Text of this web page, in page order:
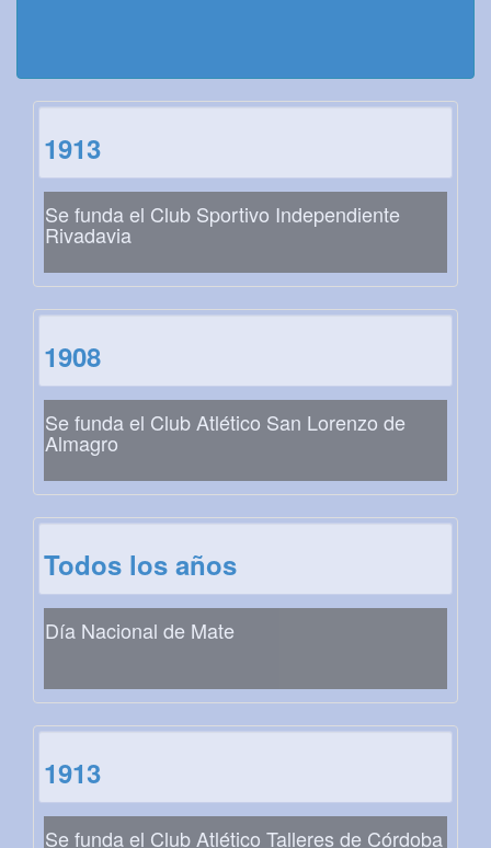
1913
Se funda el Club Sportivo Independiente
Rivadavia
1908
Se funda el Club Atlético San Lorenzo de
Almagro
Todos los años
Día Nacional de Mate
1913
Se funda el Club Atlético Talleres de Córdoba